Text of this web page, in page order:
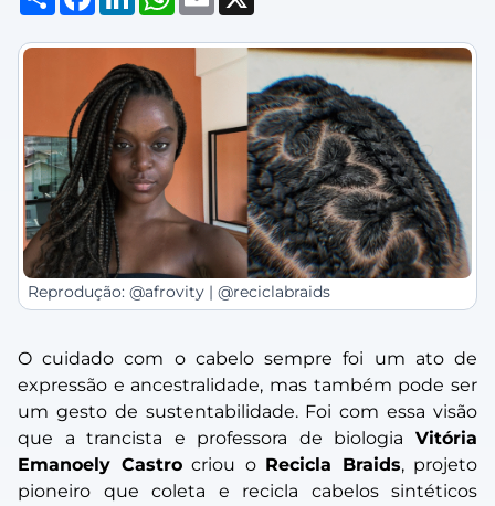
Reprodução: @afrovity | @reciclabraids
O cuidado com o cabelo sempre foi um ato de
expressão e ancestralidade, mas também pode ser
um gesto de sustentabilidade. Foi com essa visão
que a trancista e professora de biologia Vitória
Emanoely Castrocriou o Recicla Braids, projeto
pioneiro que coleta e recicla cabelos sintéticos